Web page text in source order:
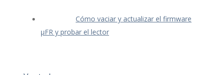
Cómo vaciar y actualizar el firmware
μFR y probar el lector